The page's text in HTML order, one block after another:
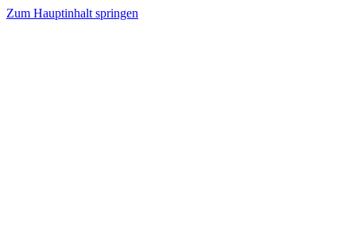
Zum Hauptinhalt springen